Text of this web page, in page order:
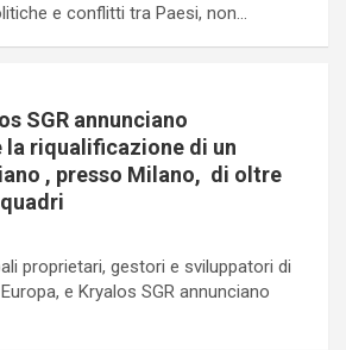
e conflitti tra Paesi, non…
SGR annunciano
la riqualificazione di un
, presso Milano, di oltre
proprietari, gestori e sviluppatori di
e Kryalos SGR annunciano